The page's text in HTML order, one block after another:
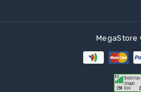
MegaStore